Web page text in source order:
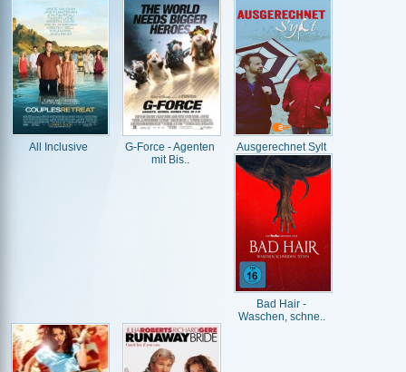
All Inclusive
G-Force - Agenten
mit Bis..
Ausgerechnet Sylt
Bad Hair -
Waschen, schne..